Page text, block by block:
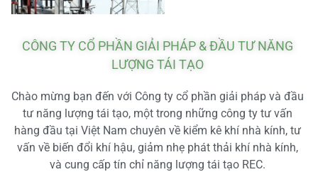
CÔNG TY CỔ PHẦN GIẢI PHÁP & ĐẦU TƯ NĂNG
LƯỢNG TÁI TẠO
Chào mừng bạn đến với Công ty cổ phần giải pháp và đầu
tư năng lượng tái tạo, một trong những công ty tư vấn
hàng đầu tại Việt Nam chuyên về kiểm kê khí nhà kính, tư
vấn về biến đổi khí hậu, giảm nhẹ phát thải khí nhà kính,
và cung cấp tín chỉ năng lượng tái tạo REC.